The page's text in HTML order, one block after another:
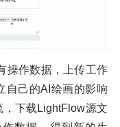
操作数据，上传工作
自己的AI绘画的影响
下载LightFlow源文